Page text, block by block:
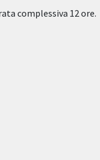
complessiva 12 ore.